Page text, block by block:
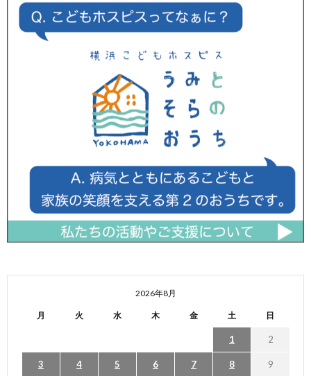
2026年8月
月 火 水 木 金 土 日
1 2
3 4 5 6 7 8 9